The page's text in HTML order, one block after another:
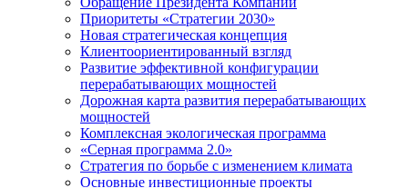
Приоритеты «Стратегии 2030»
Новая стратегическая концепция
Клиентоориентированный взгляд
Развитие эффективной конфигурации
перерабатывающих мощностей
Дорожная карта развития перерабатывающих
мощностей
Комплексная экологическая программа
«Серная программа 2.0»
Стратегия по борьбе с изменением климата
Основные инвестиционные проекты